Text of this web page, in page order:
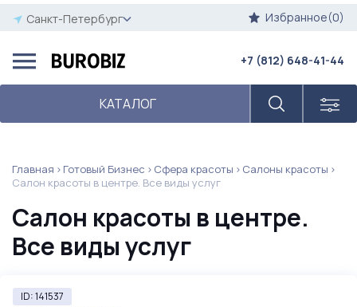
Санкт-Петербург Избранное(0)
КАТАЛОГ
+7 (812) 648-41-44
Главная Готовый Бизнес Сфера красоты
Салоны красоты
Салон красоты в центре. Все виды услуг
Салон красоты в центре.
Все виды услуг
ID: 141537